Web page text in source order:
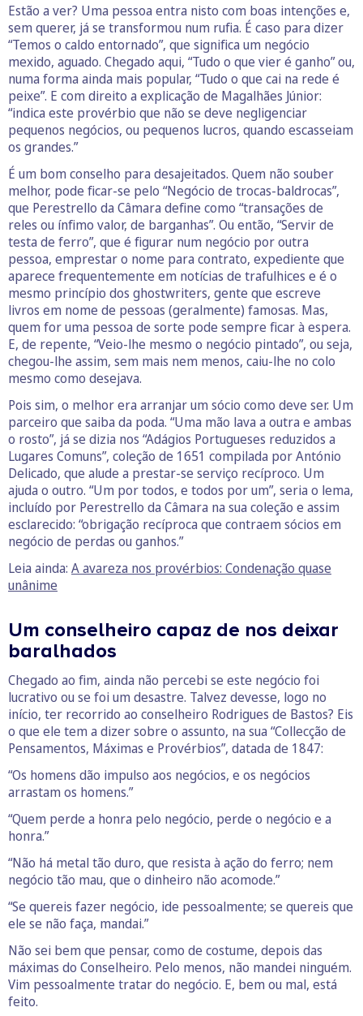
Estão a ver? Uma pessoa entra nisto com boas intenções e,
sem querer, já se transformou num rufia. É caso para dizer
“Temos o caldo entornado”, que significa um negócio
mexido, aguado. Chegado aqui, “Tudo o que vier é ganho” ou,
numa forma ainda mais popular, “Tudo o que cai na rede é
peixe”. E com direito a explicação de Magalhães Júnior:
“indica este provérbio que não se deve negligenciar
pequenos negócios, ou pequenos lucros, quando escasseiam
os grandes.”
É um bom conselho para desajeitados. Quem não souber
melhor, pode ficar-se pelo “Negócio de trocas-baldrocas”,
que Perestrello da Câmara define como “transações de
reles ou ínfimo valor, de barganhas”. Ou então, “Servir de
testa de ferro”, que é figurar num negócio por outra
pessoa, emprestar o nome para contrato, expediente que
aparece frequentemente em notícias de trafulhices e é o
mesmo princípio dos ghostwriters, gente que escreve
livros em nome de pessoas (geralmente) famosas. Mas,
quem for uma pessoa de sorte pode sempre ficar à espera.
E, de repente, “Veio-lhe mesmo o negócio pintado”, ou seja,
chegou-lhe assim, sem mais nem menos, caiu-lhe no colo
mesmo como desejava.
Pois sim, o melhor era arranjar um sócio como deve ser. Um
parceiro que saiba da poda. “Uma mão lava a outra e ambas
o rosto”, já se dizia nos “Adágios Portugueses reduzidos a
Lugares Comuns”, coleção de 1651 compilada por António
Delicado, que alude a prestar-se serviço recíproco. Um
ajuda o outro. “Um por todos, e todos por um”, seria o lema,
incluído por Perestrello da Câmara na sua coleção e assim
esclarecido: “obrigação recíproca que contraem sócios em
negócio de perdas ou ganhos.”
Leia ainda: A avareza nos provérbios: Condenação quase
unânime
Um conselheiro capaz de nos deixar
baralhados
Chegado ao fim, ainda não percebi se este negócio foi
lucrativo ou se foi um desastre. Talvez devesse, logo no
início, ter recorrido ao conselheiro Rodrigues de Bastos? Eis
o que ele tem a dizer sobre o assunto, na sua “Collecção de
Pensamentos, Máximas e Provérbios”, datada de 1847:
“Os homens dão impulso aos negócios, e os negócios
arrastam os homens.”
“Quem perde a honra pelo negócio, perde o negócio e a
honra.”
“Não há metal tão duro, que resista à ação do ferro; nem
negócio tão mau, que o dinheiro não acomode.”
“Se quereis fazer negócio, ide pessoalmente; se quereis que
ele se não faça, mandai.”
Não sei bem que pensar, como de costume, depois das
máximas do Conselheiro. Pelo menos, não mandei ninguém.
Vim pessoalmente tratar do negócio. E, bem ou mal, está
feito.